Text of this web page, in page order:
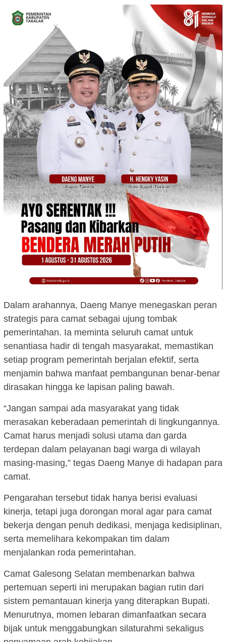
Dalam arahannya, Daeng Manye menegaskan peran
strategis para camat sebagai ujung tombak
pemerintahan. Ia meminta seluruh camat untuk
senantiasa hadir di tengah masyarakat, memastikan
setiap program pemerintah berjalan efektif, serta
menjamin bahwa manfaat pembangunan benar-benar
dirasakan hingga ke lapisan paling bawah.
“Jangan sampai ada masyarakat yang tidak
merasakan keberadaan pemerintah di lingkungannya.
Camat harus menjadi solusi utama dan garda
terdepan dalam pelayanan bagi warga di wilayah
masing-masing,” tegas Daeng Manye di hadapan para
camat.
Pengarahan tersebut tidak hanya berisi evaluasi
kinerja, tetapi juga dorongan moral agar para camat
bekerja dengan penuh dedikasi, menjaga kedisiplinan,
serta memelihara kekompakan tim dalam
menjalankan roda pemerintahan.
Camat Galesong Selatan membenarkan bahwa
pertemuan seperti ini merupakan bagian rutin dari
sistem pemantauan kinerja yang diterapkan Bupati.
Menurutnya, momen lebaran dimanfaatkan secara
bijak untuk menggabungkan silaturahmi sekaligus